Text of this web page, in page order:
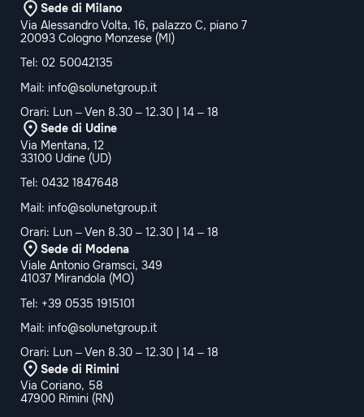
Sede di Milano
Via Alessandro Volta, 16, palazzo C, piano 7
20093 Cologno Monzese (MI)
Tel: 02 50042135
Mail: info@solunetgroup.it
Orari: Lun – Ven 8.30 – 12.30 | 14 – 18
Sede di Udine
Via Mentana, 12
33100 Udine (UD)
Tel: 0432 1847648
Mail: info@solunetgroup.it
Orari: Lun – Ven 8.30 – 12.30 | 14 – 18
Sede di Modena
Viale Antonio Gramsci, 349
41037 Mirandola (MO)
Tel: +39 0535 1915101
Mail: info@solunetgroup.it
Orari: Lun – Ven 8.30 – 12.30 | 14 – 18
Sede di Rimini
Via Coriano, 58
47900 Rimini (RN)